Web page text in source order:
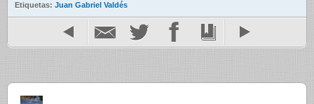
Etiquetas: Juan Gabriel Valdés